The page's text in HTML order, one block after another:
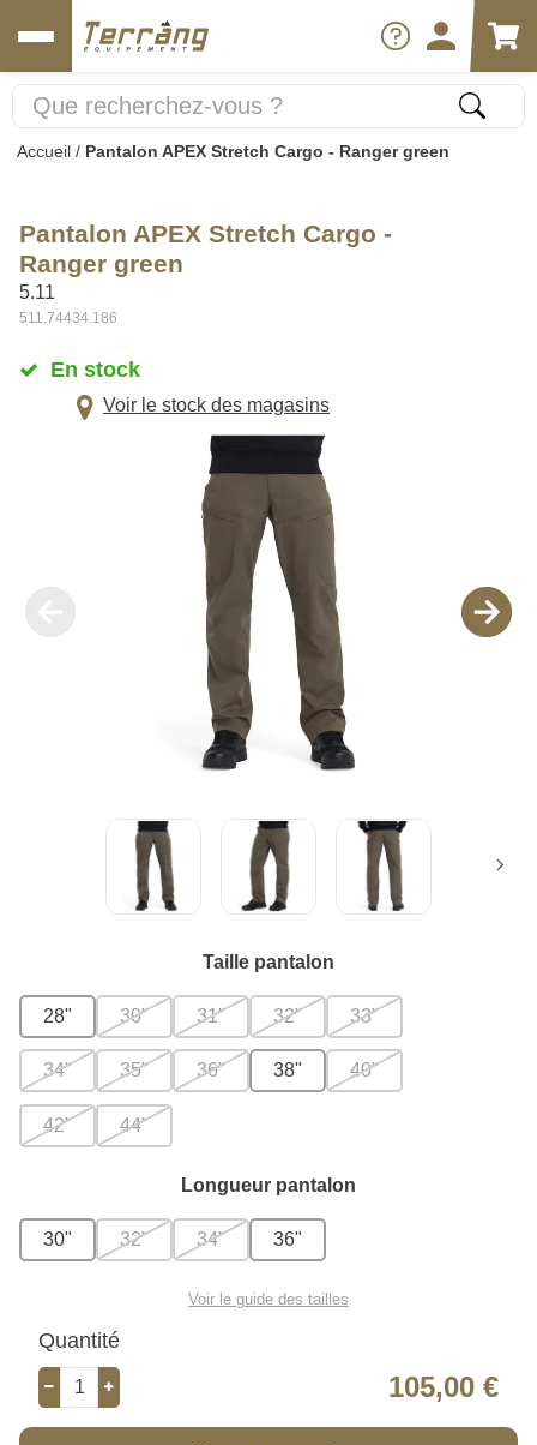
Accueil / Pantalon APEX Stretch Cargo - Ranger green
Pantalon APEX Stretch Cargo -
Ranger green
5.11
511.74434.186
En stock
Voir le stock des magasins
Taille pantalon
28" 30" 31" 32" 33"
34" 35" 36" 38" 40"
42" 44"
Longueur pantalon
30" 32" 34" 36"
Voir le guide des tailles
Quantité
105,00 €